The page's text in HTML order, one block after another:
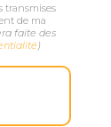
transmises
de ma
faite des
)